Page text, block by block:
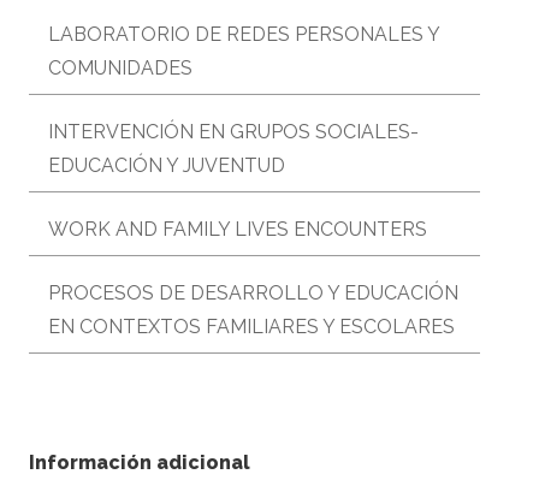
LABORATORIO DE REDES PERSONALES Y
COMUNIDADES
INTERVENCIÓN EN GRUPOS SOCIALES-
EDUCACIÓN Y JUVENTUD
WORK AND FAMILY LIVES ENCOUNTERS
PROCESOS DE DESARROLLO Y EDUCACIÓN
EN CONTEXTOS FAMILIARES Y ESCOLARES
Información adicional